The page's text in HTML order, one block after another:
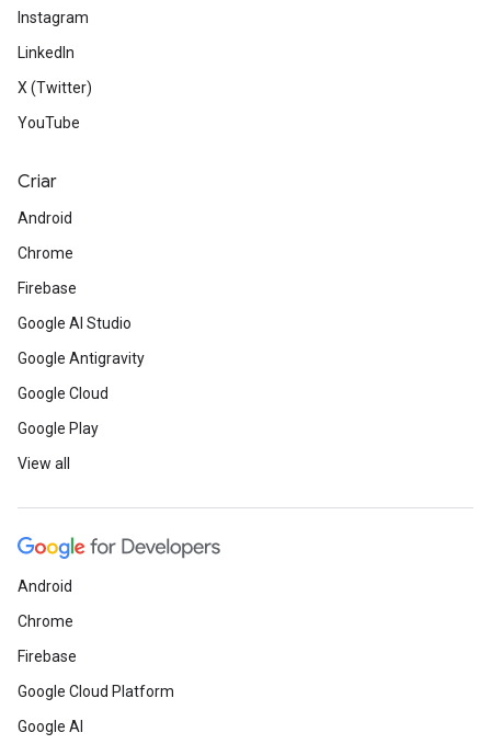
Instagram
LinkedIn
X (Twitter)
YouTube
Criar
Android
Chrome
Firebase
Google AI Studio
Google Antigravity
Google Cloud
Google Play
View all
Android
Chrome
Firebase
Google Cloud Platform
Google AI